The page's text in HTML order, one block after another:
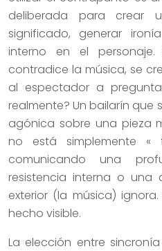
deliberada para crear
significado, generar
interno en el
contradice la música, se
al espectador a
realmente? Un bailarín que
agónica sobre una pieza
no está simplemente
comunicando una
resistencia interna o una
exterior (la música)
hecho visible.
La elección entre